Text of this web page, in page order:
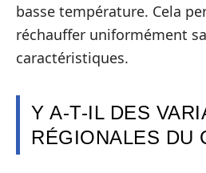
basse température. Cela
réchauffer uniformément
caractéristiques.
Y A-T-IL DES
RÉGIONALES DU